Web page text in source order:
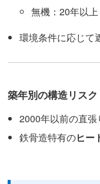
無機：20年以上
環境条件に応じて
築年別の構造リスク
2000年以前の直
鉄骨造特有のヒー